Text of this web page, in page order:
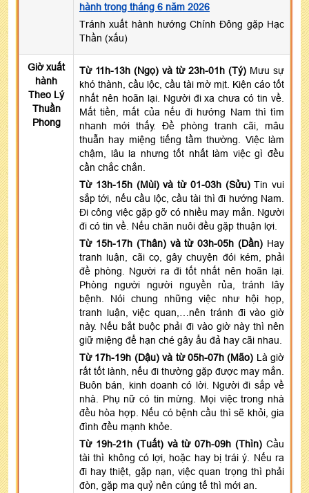
hành trong tháng 6 năm 2026
Tránh xuất hành hướng Chính Đông gặp Hạc
Thần (xấu)
Giờ xuất
hành
Theo Lý
Thuần
Phong
Từ 11h-13h (Ngọ) và từ 23h-01h (Tý) Mưu sự
khó thành, cầu lộc, cầu tài mờ mịt. Kiện cáo tốt
nhất nên hoãn lại. Người đi xa chưa có tin về.
Mất tiền, mất của nếu đi hướng Nam thì tìm
nhanh mới thấy. Đề phòng tranh cãi, mâu
thuẫn hay miệng tiếng tầm thường. Việc làm
chậm, lâu la nhưng tốt nhất làm việc gì đều
cần chắc chắn.
Từ 13h-15h (Mùi) và từ 01-03h (Sửu) Tin vui
sắp tới, nếu cầu lộc, cầu tài thì đi hướng Nam.
Đi công việc gặp gỡ có nhiều may mắn. Người
đi có tin về. Nếu chăn nuôi đều gặp thuận lợi.
Từ 15h-17h (Thân) và từ 03h-05h (Dần) Hay
tranh luận, cãi cọ, gây chuyện đói kém, phải
đề phòng. Người ra đi tốt nhất nên hoãn lại.
Phòng người người nguyền rủa, tránh lây
bệnh. Nói chung những việc như hội họp,
tranh luận, việc quan,…nên tránh đi vào giờ
này. Nếu bắt buộc phải đi vào giờ này thì nên
giữ miệng để hạn ché gây ẩu đả hay cãi nhau.
Từ 17h-19h (Dậu) và từ 05h-07h (Mão) Là giờ
rất tốt lành, nếu đi thường gặp được may mắn.
Buôn bán, kinh doanh có lời. Người đi sắp về
nhà. Phụ nữ có tin mừng. Mọi việc trong nhà
đều hòa hợp. Nếu có bệnh cầu thì sẽ khỏi, gia
đình đều mạnh khỏe.
Từ 19h-21h (Tuất) và từ 07h-09h (Thìn) Cầu
tài thì không có lợi, hoặc hay bị trái ý. Nếu ra
đi hay thiệt, gặp nạn, việc quan trọng thì phải
đòn, gặp ma quỷ nên cúng tế thì mới an.